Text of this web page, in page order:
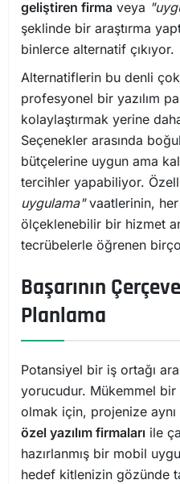
geliştiren firma veya
şeklinde bir araştırma
binlerce alternatif çıkıyor.
Alternatiflerin bu denli
profesyonel bir yazılım
kolaylaştırmak yerine
Seçenekler arasında
bütçelerine uygun ama
tercihler yapabiliyor.
uygulama"vaatlerinin,
ölçeklenebilir bir hizmet
tecrübelerle öğrenen
Başarının
Planlama
Potansiyel bir iş ortağı
yorucudur. Mükemmel
olmak için, projenize
özel yazılım firmaları ile
hazırlanmış bir mobil
hedef kitlenizin gözünde